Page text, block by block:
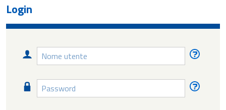
Login
Nome
utente
Password